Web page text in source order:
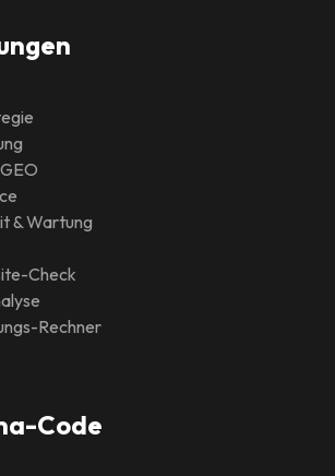
& Wartung
Check
Rechner
Code